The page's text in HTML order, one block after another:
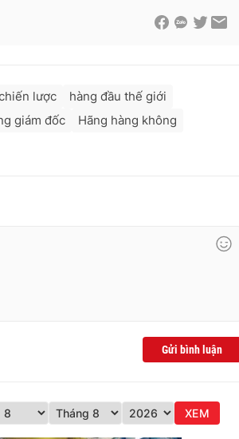
lược
hàng đầu thế giới
giám đốc
Hãng hàng không
Gửi bình luận
XEM